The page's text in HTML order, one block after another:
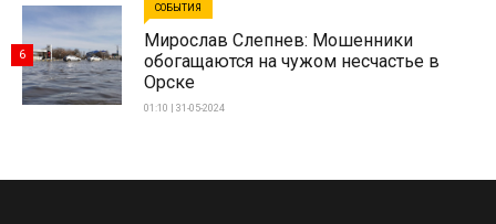
СОБЫТИЯ
Мирослав Слепнев: Мошенники
обогащаются на чужом несчастье в
Орске
01:10 | 31-05-2024
6